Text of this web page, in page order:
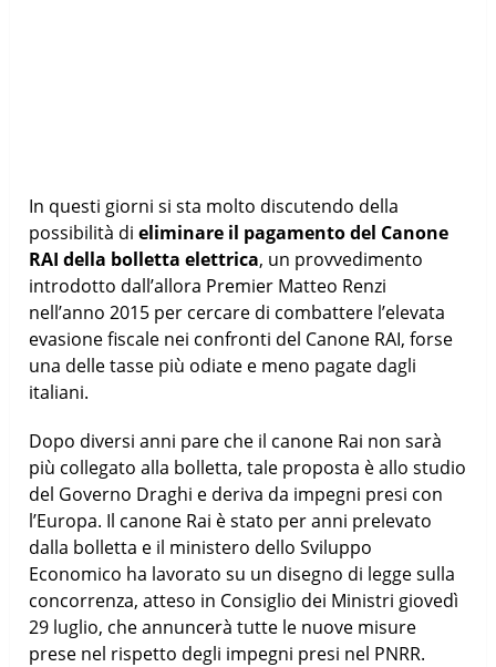
In questi giorni si sta molto discutendo della
possibilità di eliminare il pagamento del Canone
RAI della bolletta elettrica, un provvedimento
introdotto dall’allora Premier Matteo Renzi
nell’anno 2015 per cercare di combattere l’elevata
evasione fiscale nei confronti del Canone RAI, forse
una delle tasse più odiate e meno pagate dagli
italiani.
Dopo diversi anni pare che il canone Rai non sarà
più collegato alla bolletta, tale proposta è allo studio
del Governo Draghi e deriva da impegni presi con
l’Europa. Il canone Rai è stato per anni prelevato
dalla bolletta e il ministero dello Sviluppo
Economico ha lavorato su un disegno di legge sulla
concorrenza, atteso in Consiglio dei Ministri giovedì
29 luglio, che annuncerà tutte le nuove misure
prese nel rispetto degli impegni presi nel PNRR.